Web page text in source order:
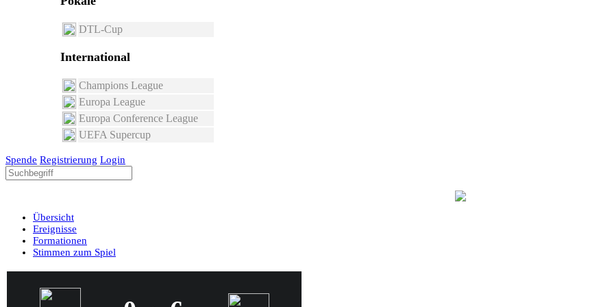
DTL-Cup
International
Champions League
Europa League
Europa Conference League
UEFA Supercup
Spende Registrierung Login
Übersicht
Ereignisse
Formationen
Stimmen zum Spiel